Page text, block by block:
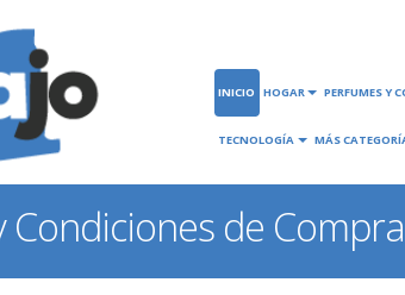
INICIO HOGAR PERFUMES Y
TECNOLOGÍA MÁS
Condiciones de Compra